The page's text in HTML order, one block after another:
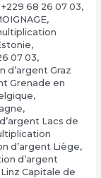
+229 68 26 07 03,
,
,
07 03,
d’argent Graz
Grenade en
,
,
Lacs de
d’argent Liège,
d’argent
Capitale de